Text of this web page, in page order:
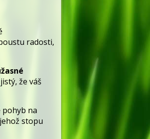
radosti,
že váš
pohyb na
stopu